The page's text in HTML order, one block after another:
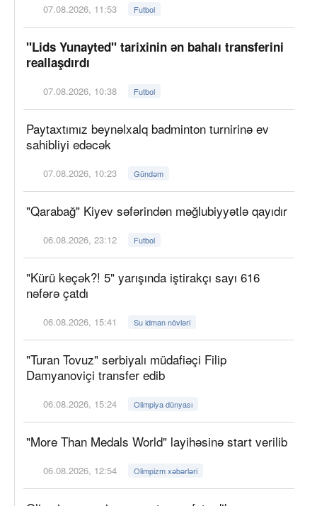
07.08.2026, 11:53 Futbol
"Lids Yunayted" tarixinin ən bahalı transferini
reallaşdırdı
07.08.2026, 10:38 Futbol
Paytaxtımız beynəlxalq badminton turnirinə ev
sahibliyi edəcək
07.08.2026, 10:23 Gündəm
"Qarabağ" Kiyev səfərindən məğlubiyyətlə qayıdır
06.08.2026, 23:12 Futbol
"Kürü keçək?! 5" yarışında iştirakçı sayı 616
nəfərə çatdı
06.08.2026, 15:41 Su idman növləri
"Turan Tovuz" serbiyalı müdafiəçi Filip
Damyanoviçi transfer edib
06.08.2026, 15:24 Olimpiya dünyası
"More Than Medals World" layihəsinə start verilib
06.08.2026, 12:54 Olimpizm xəbərləri